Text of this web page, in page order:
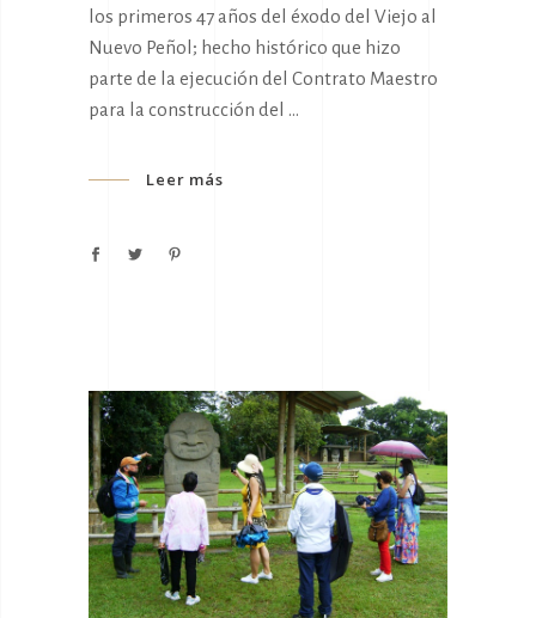
los primeros 47 años del éxodo del Viejo al
Nuevo Peñol; hecho histórico que hizo
parte de la ejecución del Contrato Maestro
para la construcción del
Leer más